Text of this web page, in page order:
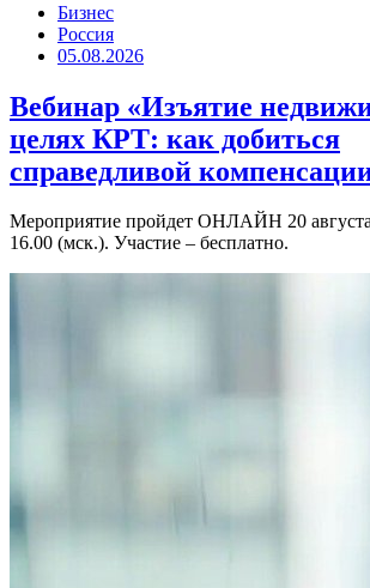
Бизнес
Россия
05.08.2026
Вебинар «Изъятие
целях КРТ: как добиться
справедливой
Мероприятие пройдет ОНЛАЙН 20 августа
16.00 (мск.). Участие – бесплатно.